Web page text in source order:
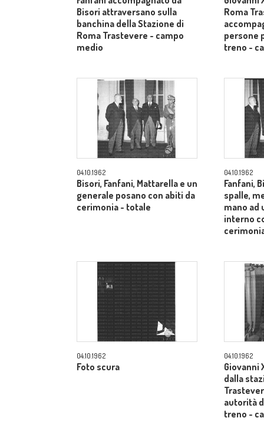
Bisori attraversano sulla
banchina della Stazione di
Roma Trastevere - campo
medio
Roma
persone
treno -
04.10.1962
Bisori, Fanfani, Mattarella e un
generale posano con abiti da
cerimonia - totale
04.10.1962
Fanfani,
spalle,
mano ad
interno
04.10.1962
Foto scura
04.10.1962
Giovanni
dalla
autorità
treno -